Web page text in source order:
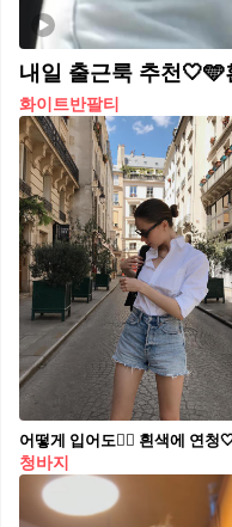
내일 출근룩 추천
화이트반팔티
어떻게 입어도👍🏻 흰색에 연청
청바지